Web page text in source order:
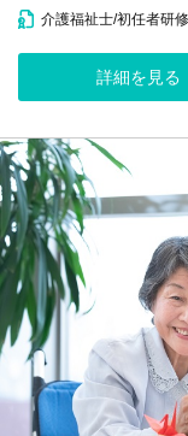
介護福祉士/初任者研
詳細を見る